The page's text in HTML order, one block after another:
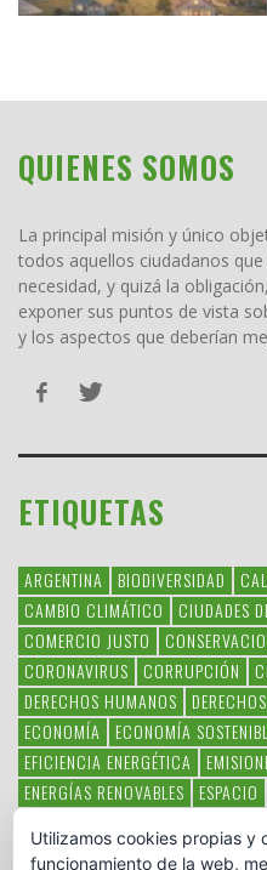
QUIENES SOMOS
La principal misión y único
todos aquellos ciudadanos
necesidad, y quizá la
exponer sus puntos de vista
y los aspectos que deberían
ETIQUETAS
ARGENTINA BIODIVERSIDAD
CAMBIO CLIMÁTICO
CIUDADES
COMERCIO JUSTO
CORONAVIRUS
CORRUPCIÓN
DERECHOS HUMANOS
ECONOMÍA
ECONOMÍA
EFICIENCIA ENERGÉTICA
ENERGÍAS RENOVABLES
ESPACIO
HAMBRE LATINOAMÉRICA
Utilizamos cookies propias y
funcionamiento de la web,